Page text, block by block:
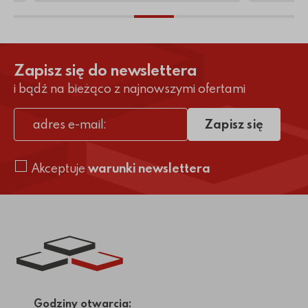
Zapisz się do newslettera
i bądź na bieżąco z najnowszymi ofertami
adres e-mail
Akceptuje warunki newslettera
Zapisz się
Link do strony głównej
Godziny otwarcia: